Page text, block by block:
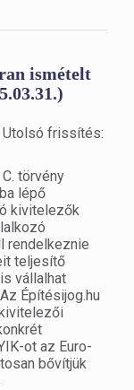
ismételt
Utolsó frissítés:
törvény
lépő
kivitelezők
rendelkeznie
teljesítő
vállalhat
Építésijog.hu
ot az Euro-
bővítjük